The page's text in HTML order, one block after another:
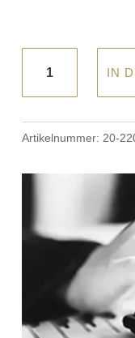
Federholzrahmen
"Physioform
Pro®"
IN
Artikelnummer: 20-